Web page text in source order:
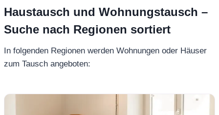
Haustausch und Wohnungstausch –
Suche nach Regionen sortiert
In folgenden Regionen werden Wohnungen oder Häuser
zum Tausch angeboten: